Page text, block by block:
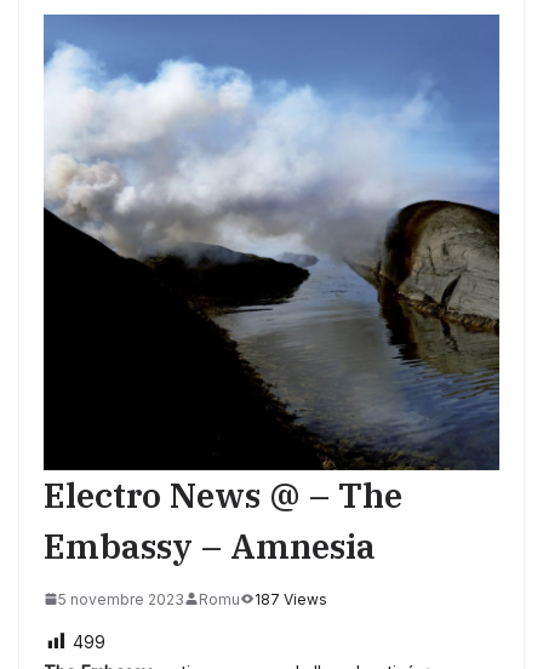
Electro News @ – The
Embassy – Amnesia
5 novembre 2023 Romu 187 Views
499